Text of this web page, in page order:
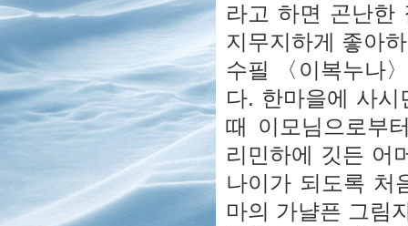
라고 하면 곤난한
지무지하게 좋아
수필 〈이복누나
다. 한마을에 사
때 이모님으로부
리민하에 깃든 어
나이가 되도록 처
마의 가냘픈 그림